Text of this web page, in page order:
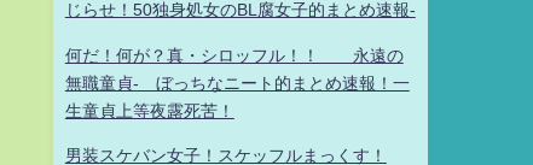
じらせ！50独身処女のBL腐女子的まとめ速報-
何だ！何が？真・シロッフル！！ 永遠の
無職童貞- ぼっちなニート的まとめ速報！一
生童貞上等夜露死苦！
男装スケバン女子！スケッフルまっくす！